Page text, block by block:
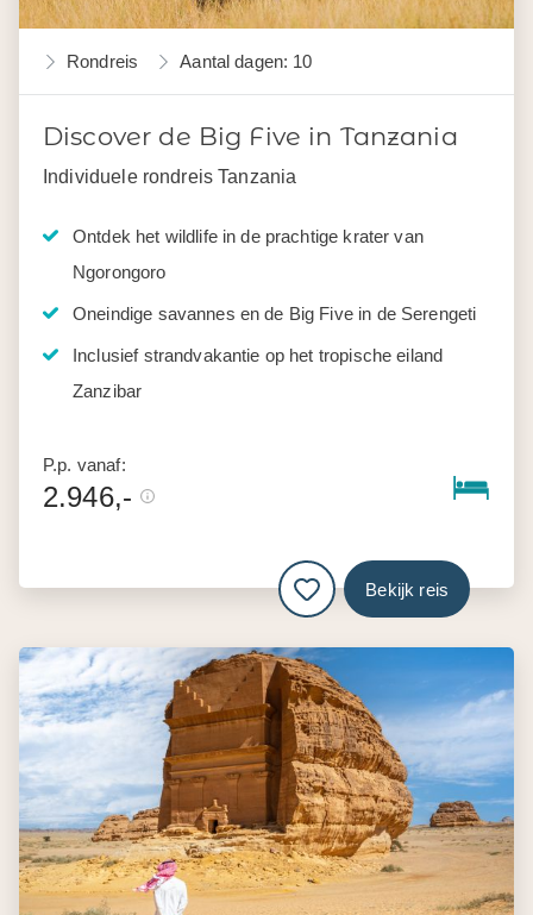
Rondreis Aantal dagen: 10
Discover de Big Five in Tanzania
Individuele rondreis Tanzania
Ontdek het wildlife in de prachtige krater van
Ngorongoro
Oneindige savannes en de Big Five in de Serengeti
Inclusief strandvakantie op het tropische eiland
Zanzibar
P.p. vanaf:
2.946,-
Bekijk reis